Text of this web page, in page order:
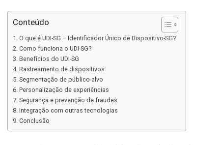
Conteúdo
O que é UDI-SG – Identificador Único de Dispositivo-SG?
Como funciona o UDI-SG?
Benefícios do UDI-SG
Rastreamento de dispositivos
Segmentação de público-alvo
Personalização de experiências
Segurança e prevenção de fraudes
Integração com outras tecnologias
Conclusão